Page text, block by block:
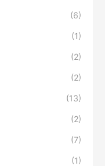
(6)
(1)
(2)
(2)
(13)
(2)
(7)
(1)